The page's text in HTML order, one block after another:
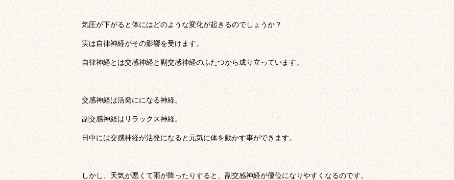
気圧が下がると体にはどのような変化が起きるのでしょうか？
実は自律神経がその影響を受けます。
自律神経とは交感神経と副交感神経のふたつから成り立っています。
交感神経は活発にになる神経。
副交感神経はリラックス神経。
日中には交感神経が活発になると元気に体を動かす事ができます。
しかし、天気が悪くて雨が降ったりすると、副交感神経が優位になりやすくなるのです。